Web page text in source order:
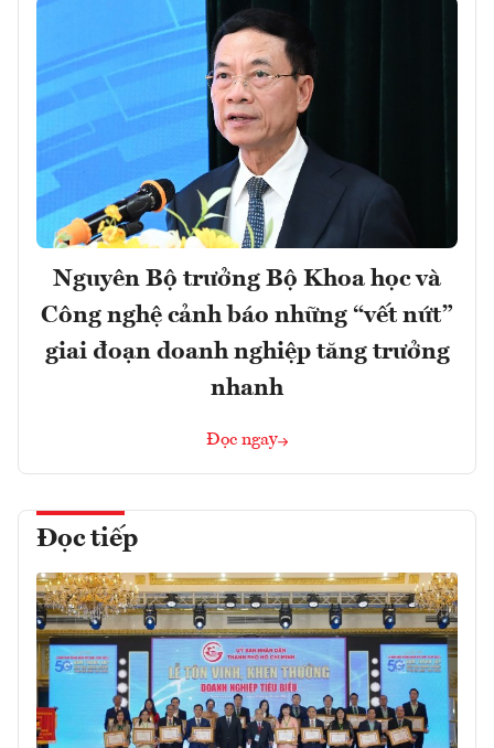
Nguyên Bộ trưởng Bộ Khoa học và
Công nghệ cảnh báo những “vết nứt”
giai đoạn doanh nghiệp tăng trưởng
nhanh
Đọc ngay
Đọc tiếp